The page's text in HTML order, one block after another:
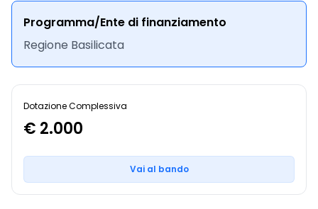
Programma/Ente di finanziamento
Regione Basilicata
Dotazione Complessiva
€ 2.000
Vai al bando